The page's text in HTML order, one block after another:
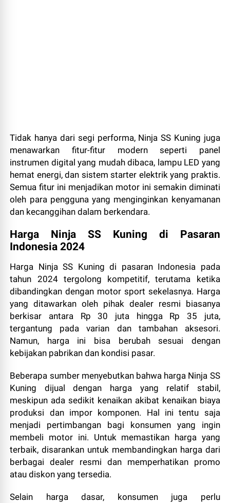
Tidak hanya dari segi performa, Ninja SS Kuning juga
menawarkan fitur-fitur modern seperti panel
instrumen digital yang mudah dibaca, lampu LED yang
hemat energi, dan sistem starter elektrik yang praktis.
Semua fitur ini menjadikan motor ini semakin diminati
oleh para pengguna yang menginginkan kenyamanan
dan kecanggihan dalam berkendara.
Harga Ninja SS Kuning di Pasaran
Indonesia 2024
Harga Ninja SS Kuning di pasaran Indonesia pada
tahun 2024 tergolong kompetitif, terutama ketika
dibandingkan dengan motor sport sekelasnya. Harga
yang ditawarkan oleh pihak dealer resmi biasanya
berkisar antara Rp 30 juta hingga Rp 35 juta,
tergantung pada varian dan tambahan aksesori.
Namun, harga ini bisa berubah sesuai dengan
kebijakan pabrikan dan kondisi pasar.
Beberapa sumber menyebutkan bahwa harga Ninja SS
Kuning dijual dengan harga yang relatif stabil,
meskipun ada sedikit kenaikan akibat kenaikan biaya
produksi dan impor komponen. Hal ini tentu saja
menjadi pertimbangan bagi konsumen yang ingin
membeli motor ini. Untuk memastikan harga yang
terbaik, disarankan untuk membandingkan harga dari
berbagai dealer resmi dan memperhatikan promo
atau diskon yang tersedia.
Selain harga dasar, konsumen juga perlu